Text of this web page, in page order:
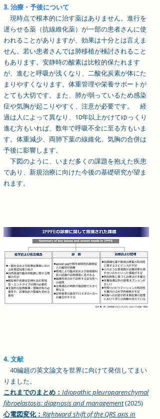
3. 治療・予後について
現時点で根本的に治す薬はありません。進行を
遅らせる薬（抗線維化薬）が一部の患者さんに使
われることがありますが、効果は十分とは言えま
せん。若い患者さんでは肺移植が検討されること
もあります。安静時の酸素は比較的保たれます
が、進むと呼吸が浅くなり、二酸化炭素が体にた
まりやすくなります。体重管理や栄養サポートが
とても大切です。また、肺が弱っているため感染
症や気胸が起こりやすく、注意が必要です。 経
過は人によって異なり、10年以上かけてゆっくり
進む方もいれば、数年で呼吸不全に至る方もいま
す。体重減少、両肺下葉の線維化、気胸の合併は
予後に影響します。
下図のように、いまだ多くの課題を抱えた疾患
であり、新規治療に向けた今後の基礎研究が望ま
れます。
4. 文献
40編超の英文論文を世界に向けて発信してまい
りました。
これまでのまとめ： Idiopathic pleuroparenchymal
fibroelastosis: diagnosis and management(2025)
心電図変化： Rightward shift of the QRS axis in